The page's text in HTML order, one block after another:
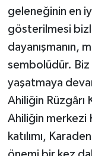
geleneğinin en
gösterilmesi
dayanışmanın,
sembolüdür.
yaşatmaya
Ahiliğin Rüzgârı
Ahiliğin merkezi
katılımı,